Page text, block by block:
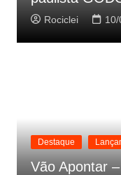
Rociclei
Destaque
Vão Apontar